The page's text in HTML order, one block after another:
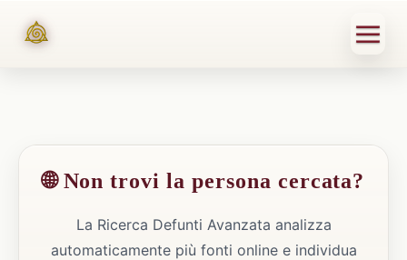
🌐 Non trovi la persona cercata?
La Ricerca Defunti Avanzata analizza
automaticamente più fonti online e individua